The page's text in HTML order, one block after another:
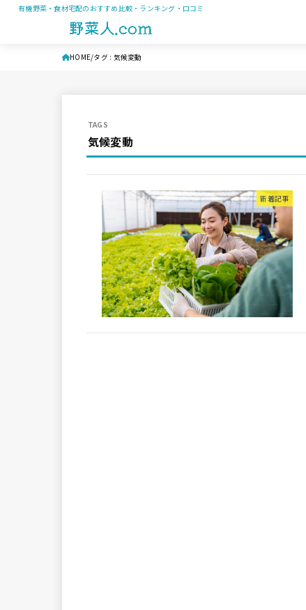
有機野菜・食材宅配のおすすめ比較・ランキング・口コミ
HOME タグ : 気候変動
気候変動
新着記事